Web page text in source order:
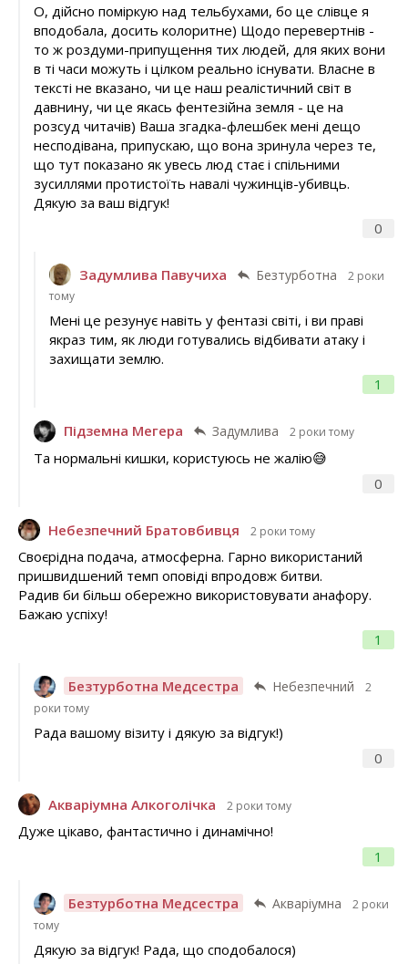
0
О, дійсно поміркую над тельбухами, бо це слівце я
вподобала, досить колоритне) Щодо перевертнів -
то ж роздуми-припущення тих людей, для яких вони
в ті часи можуть і цілком реально існувати. Власне в
тексті не вказано, чи це наш реалістичний світ в
давнину, чи це якась фентезійна земля - це на
розсуд читачів) Ваша згадка-флешбек мені дещо
несподівана, припускаю, що вона зринула через те,
що тут показано як увесь люд стає і спільними
зусиллями протистоїть навалі чужинців-убивць.
Дякую за ваш відгук!
Задумлива Павучиха Безтурботна
2 роки
тому
1
Мені це резунує навіть у фентазі світі, і ви праві
якраз тим, як люди готувались відбивати атаку і
захищати землю.
Підземна Мегера Задумлива 2 роки тому
0
Та нормальні кишки, користуюсь не жалію😅
Небезпечний Братовбивця 2 роки тому
1
Своєрідна подача, атмосферна. Гарно використаний
пришвидшений темп оповіді впродовж битви.
Радив би більш обережно використовувати анафору.
Бажаю успіху!
Безтурботна Медсестра Небезпечний
2
роки тому
0
Рада вашому візиту і дякую за відгук!)
Акваріумна Алкоголічка 2 роки тому
1
Дуже цікаво, фантастично і динамічно!
Безтурботна Медсестра Акваріумна
2 роки
тому
Дякую за відгук! Рада, що сподобалося)